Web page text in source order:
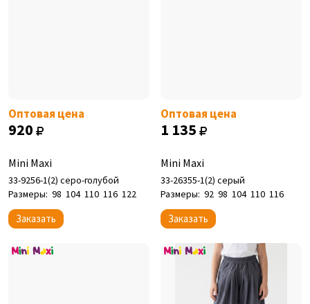
Оптовая цена
920
Mini Maxi
33-9256-1(2) серо-голубой
Размеры: 98 104 110 116 122
Заказать
Оптовая цена
1 135
Mini Maxi
33-26355-1(2) серый
Размеры: 92 98 104 110 116
Заказать